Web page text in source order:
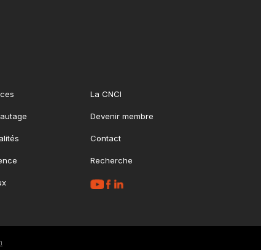
La CNCI
Devenir membre
Contact
Recherche